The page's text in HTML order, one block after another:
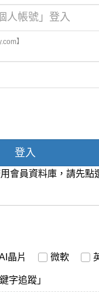
】
登入
會員資料庫，請先點
晶片 微軟
字追蹤」